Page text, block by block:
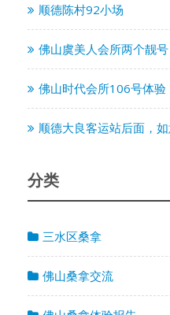
顺德陈村92小场
佛山虞美人会所两个靓号
佛山时代会所106号体验
顺德大良客运站后面，
分类
三水区桑拿
佛山桑拿交流